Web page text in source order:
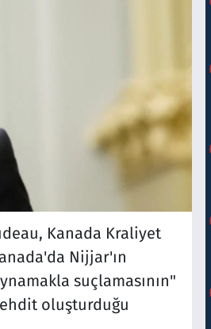
Kanada Kraliyet
Nijjar'ın
suçlamasının"
oluşturduğu